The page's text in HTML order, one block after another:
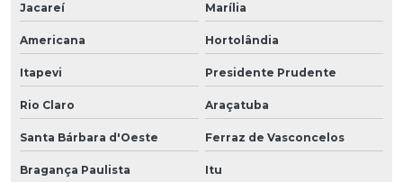
Jacareí Marília
Americana Hortolândia
Itapevi Presidente Prudente
Rio Claro Araçatuba
Santa Bárbara d'Oeste Ferraz de Vasconcelos
Bragança Paulista Itu